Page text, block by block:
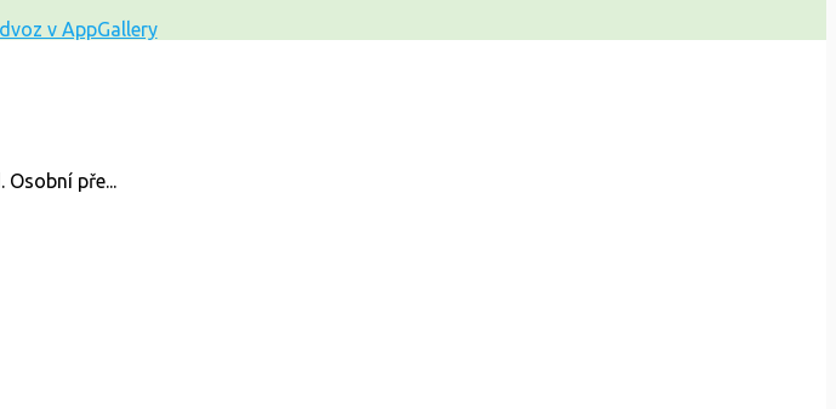
pře...